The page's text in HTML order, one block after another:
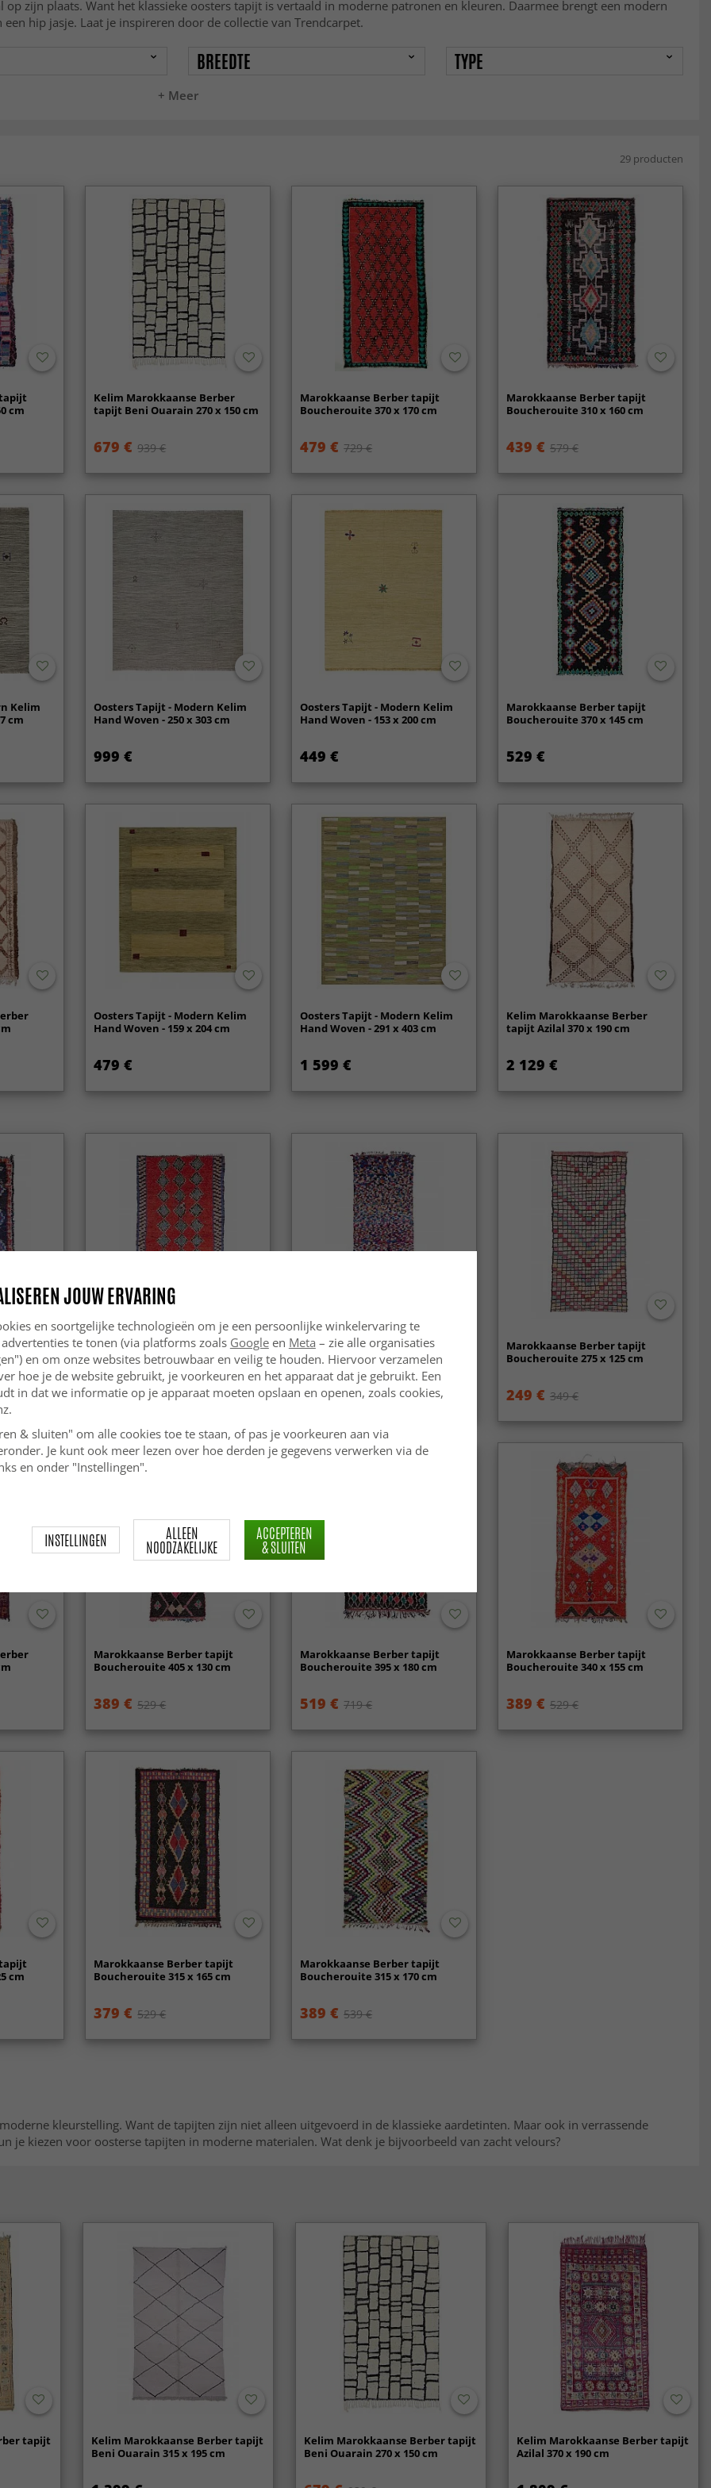
zijn plaats. Want het klassieke oosters tapijt is vertaald in moderne patronen en kleuren. Daarmee brengt een modern
hip jasje. Laat je inspireren door de collectie van Trendcarpet.
+ Meer
BREEDTE TYPE
29 producten
cm
Kelim Marokkaanse Berber
tapijt Beni Ouarain 270 x 150 cm
679 € 939 €
Marokkaanse Berber tapijt
Boucherouite 370 x 170 cm
479 € 729 €
Marokkaanse Berber tapijt
Boucherouite 310 x 160 cm
439 € 579 €
Kelim
cm
Oosters Tapijt - Modern Kelim
Hand Woven - 250 x 303 cm
999 €
Oosters Tapijt - Modern Kelim
Hand Woven - 153 x 200 cm
449 €
Marokkaanse Berber tapijt
Boucherouite 370 x 145 cm
529 €
Oosters Tapijt - Modern Kelim
Hand Woven - 159 x 204 cm
479 €
Oosters Tapijt - Modern Kelim
Hand Woven - 291 x 403 cm
1 599 €
Kelim Marokkaanse Berber
tapijt Azilal 370 x 190 cm
2 129 €
cm
Marokkaanse Berber tapijt
Boucherouite 285 x 170 cm
349 € 479 €
Marokkaanse Berber tapijt
Boucherouite 370 x 145 cm
379 € 529 €
Marokkaanse Berber tapijt
Boucherouite 275 x 125 cm
249 € 349 €
Marokkaanse Berber tapijt
Boucherouite 405 x 130 cm
389 € 529 €
Marokkaanse Berber tapijt
Boucherouite 395 x 180 cm
519 € 719 €
Marokkaanse Berber tapijt
Boucherouite 340 x 155 cm
389 € 529 €
cm
Marokkaanse Berber tapijt
Boucherouite 315 x 165 cm
379 € 529 €
Marokkaanse Berber tapijt
Boucherouite 315 x 170 cm
389 € 539 €
kleurstelling. Want de tapijten zijn niet alleen uitgevoerd in de klassieke aardetinten. Maar ook in verrassende
je kiezen voor oosterse tapijten in moderne materialen. Wat denk je bijvoorbeeld van zacht velours?
tapijt
Kelim Marokkaanse Berber tapijt
Beni Ouarain 315 x 195 cm
Kelim Marokkaanse Berber tapijt
Beni Ouarain 270 x 150 cm
Kelim Marokkaanse Berber tapijt
Azilal 370 x 190 cm
JOUW ERVARING
en soortgelijke technologieën om je een persoonlijke winkelervaring te
te tonen (via platforms zoals Googleen Meta – zie alle organisaties
en om onze websites betrouwbaar en veilig te houden. Hiervoor verzamelen
hoe je de website gebruikt, je voorkeuren en het apparaat dat je gebruikt. Een
in dat we informatie op je apparaat moeten opslaan en openen, zoals cookies,
& sluiten" om alle cookies toe te staan, of pas je voorkeuren aan via
Je kunt ook meer lezen over hoe derden je gegevens verwerken via de
en onder "Instellingen".
INSTELLINGEN ALLEEN
NOODZAKELIJKE
ACCEPTEREN
& SLUITEN